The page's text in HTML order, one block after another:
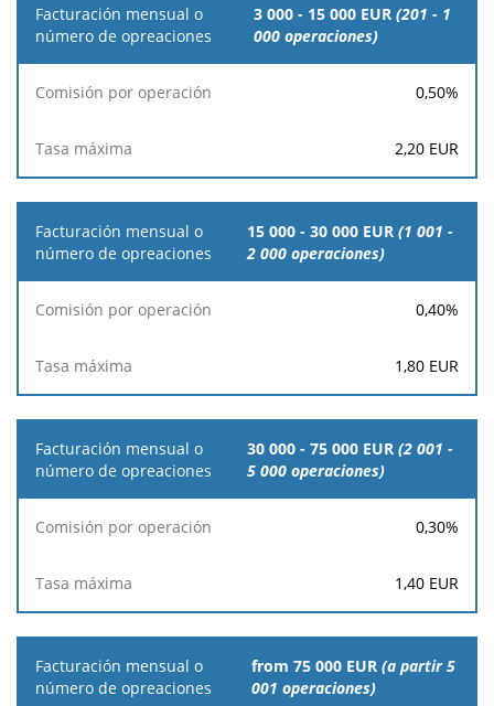
3 000 - 15 000 EUR(201 - 1
000 operaciones)
0,50%
2,20 EUR
15 000 - 30 000 EUR (1 001 -
2 000 operaciones)
0,40%
1,80 EUR
30 000 - 75 000 EUR (2 001 -
5 000 operaciones)
0,30%
1,40 EUR
from 75 000 EUR(a partir 5
001 operaciones)